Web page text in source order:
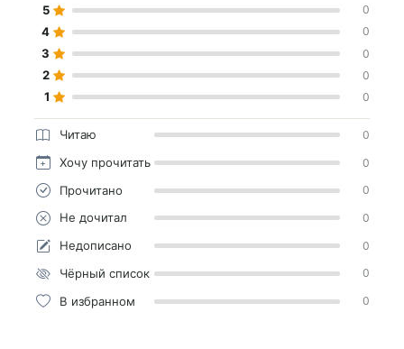
5 0
4 0
3 0
2 0
1 0
Читаю 0
Хочу прочитать 0
Прочитано 0
Не дочитал 0
Недописано 0
Чёрный список 0
В избранном 0